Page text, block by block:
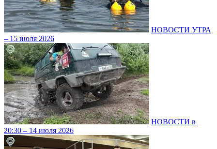
НОВОСТИ УТРА
– 15 июля 2026
НОВОСТИ в
20:30 – 14 июля 2026